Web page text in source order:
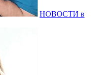
НОВОСТИ в